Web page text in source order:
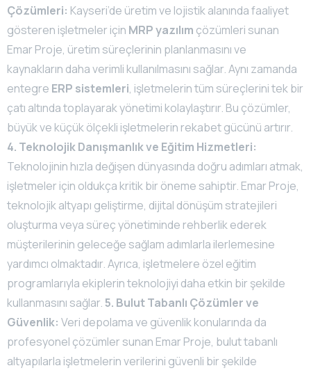
Çözümleri: Kayseri’de üretim ve lojistik alanında faaliyet
gösteren işletmeler için MRP yazılım çözümleri sunan
Emar Proje, üretim süreçlerinin planlanmasını ve
kaynakların daha verimli kullanılmasını sağlar. Aynı zamanda
entegre ERP sistemleri, işletmelerin tüm süreçlerini tek bir
çatı altında toplayarak yönetimi kolaylaştırır. Bu çözümler,
büyük ve küçük ölçekli işletmelerin rekabet gücünü artırır.
4. Teknolojik Danışmanlık ve Eğitim Hizmetleri:
Teknolojinin hızla değişen dünyasında doğru adımları atmak,
işletmeler için oldukça kritik bir öneme sahiptir. Emar Proje,
teknolojik altyapı geliştirme, dijital dönüşüm stratejileri
oluşturma veya süreç yönetiminde rehberlik ederek
müşterilerinin geleceğe sağlam adımlarla ilerlemesine
yardımcı olmaktadır. Ayrıca, işletmelere özel eğitim
programlarıyla ekiplerin teknolojiyi daha etkin bir şekilde
kullanmasını sağlar.5. Bulut Tabanlı Çözümler ve
Güvenlik: Veri depolama ve güvenlik konularında da
profesyonel çözümler sunan Emar Proje, bulut tabanlı
altyapılarla işletmelerin verilerini güvenli bir şekilde